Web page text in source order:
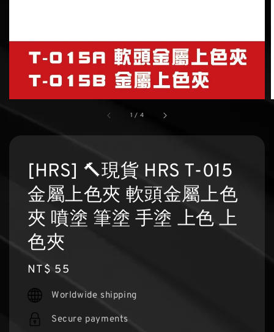
1 / 4
[HRS] 🔨現貨 HRS T-015
金屬上色夾 軟頭金屬上色
夾 噴塗 筆塗 手塗 上色 上
色夾
Regular
price
NT$ 55
Worldwide shipping
Secure payments